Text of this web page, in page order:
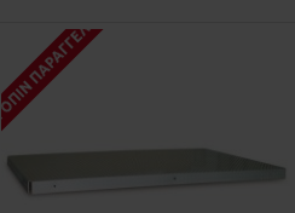
ΚΑΤΌΠΙΝ ΠΑΡΑΓΓΕΛΊΑΣ